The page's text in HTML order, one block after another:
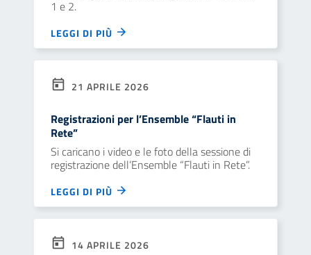
1 e 2.
LEGGI DI PIÙ
21 APRILE 2026
Registrazioni per l’Ensemble “Flauti in
Rete”
Si caricano i video e le foto della sessione di
registrazione dell’Ensemble “Flauti in Rete”.
LEGGI DI PIÙ
14 APRILE 2026